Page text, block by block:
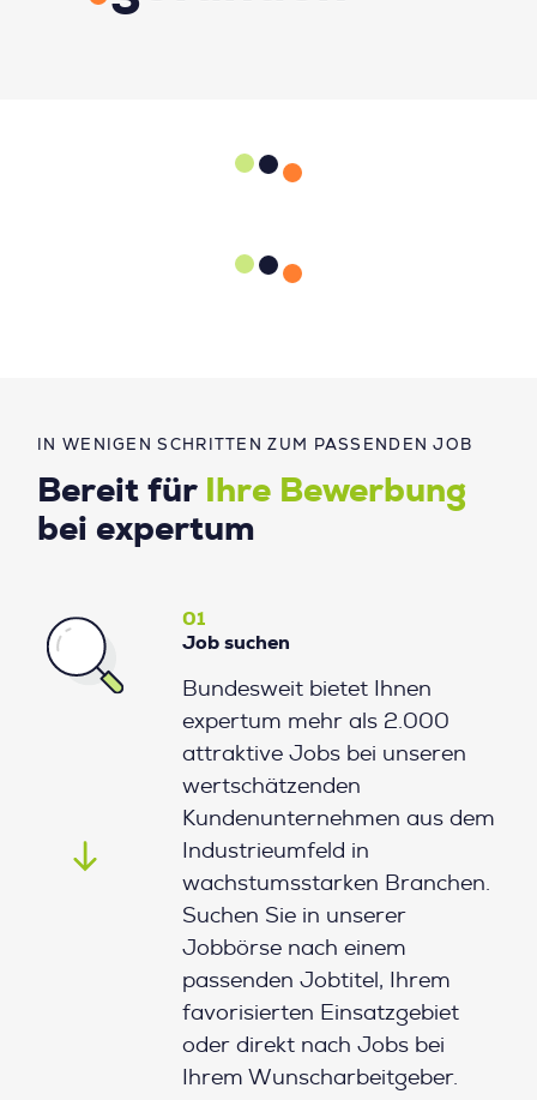
IN WENIGEN SCHRITTEN ZUM PASSENDEN JOB
Bereit für
Ihre Bewerbung
bei expertum
01
Job suchen
Bundesweit bietet Ihnen
expertum mehr als 2.000
attraktive Jobs bei unseren
wertschätzenden
Kundenunternehmen aus dem
Industrieumfeld in
wachstumsstarken Branchen.
Suchen Sie in unserer
Jobbörse nach einem
passenden Jobtitel, Ihrem
favorisierten Einsatzgebiet
oder direkt nach Jobs bei
Ihrem Wunscharbeitgeber.